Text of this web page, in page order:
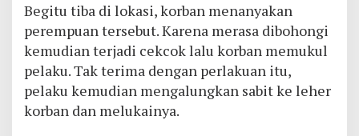
Begitu tiba di lokasi, korban menanyakan
perempuan tersebut. Karena merasa dibohongi
kemudian terjadi cekcok lalu korban memukul
pelaku. Tak terima dengan perlakuan itu,
pelaku kemudian mengalungkan sabit ke leher
korban dan melukainya.